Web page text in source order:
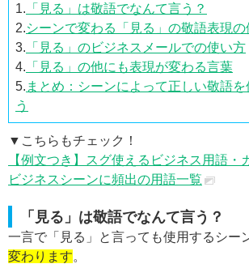
1. 「見る」は敬語でなんて言う？
2.シーンで変わる「見る」の敬語表現の
3. 「見る」のビジネスメールでの使い方
4. 「見る」の他にも表現が変わる言葉
5. まとめ：シーンによって正しい敬語を
う
▼こちらもチェック！
【例文つき】スグ使えるビジネス用語・
ビジネスシーンに頻出の用語一覧
「見る」は敬語でなんて言う？
一言で「見る」と言っても使用するシー
変わります。